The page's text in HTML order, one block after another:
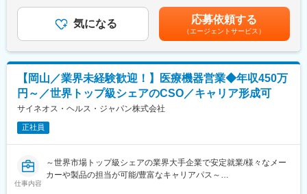
「CareNet.com」を運営する親会社の強力なサポートを受けなが
ら、最新の医療情報に触れられる環境が整っています。成長フェ
ーズの活気あふれる環境で、キャリアアップを目指せる魅力的な
職場です。
また、グループ間でのキャリア開発も可能です。MR以外の他職種
へのキャリア形成も進めていることも大きな特徴です。
変更の範囲：会社の定める業務
・医療従事者向けの説明会の企画・実施、医師同士のコミュニケ
ーション推進のための研究会・勉強会の立ち上げ、講演会の企
画・運営 等
※勤務地については、選考内で希望を伺ったうえで決定します。
＼IQVIAでMRとして働く魅力／
（１）充実の待遇：同業他社の中でも平均給与の高さや非課税の
日当の支給の他、退職金や団体保険制度、単身赴任手当や月1回の
帰省交通費の支給など福利厚生が充実しており、長期就業される
公募制度も充実しておりますので、IQVIAが展開している他の事業
部への異動も可能です。
ジェクト稼働手当(35,000円)、外勤日当（1日1,500円／外勤3.5時
間以上）■変動賞与制（6月・12月・3月）※平均実績6ヶ月分■イン
センティブ：3月（対象者）賃金はあくまでも目安の金額であり、
選考を通じて上下する可能性があります。月給(月額)は固定手当を
含めた表記です。
気になる 応募依頼する
（エージェントサービス）
【岡山／業界未経験歓迎！】医療機器営業◆年収450万
円～／世界トップ級シェアのCSO／キャリア形成可
サイネオス・ヘルス・ジャパン株式会社
正社員
仕事内容
～世界市場トップ級シェアの業界大手企業で安定就業/様々なメー
カーや製品の担当が可能/豊富なキャリアパス～